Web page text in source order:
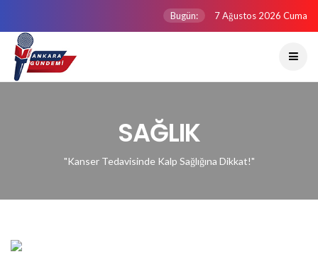
Bugün: 7 Ağustos 2026 Cuma
SAĞLIK
"Kanser Tedavisinde Kalp Sağlığına Dikkat!"